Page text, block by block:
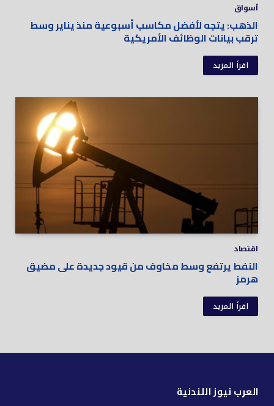
أسواق
الذهب: يتجه لأفضل مكاسب أسبوعية منذ يناير وسط
ترقب بيانات الوظائف الأمريكية
اقرأ المزيد
اقتصاد
النفط يرتفع وسط مخاوف من قيود جديدة على مضيق
هرمز
اقرأ المزيد
العرب نيوز اللندنية